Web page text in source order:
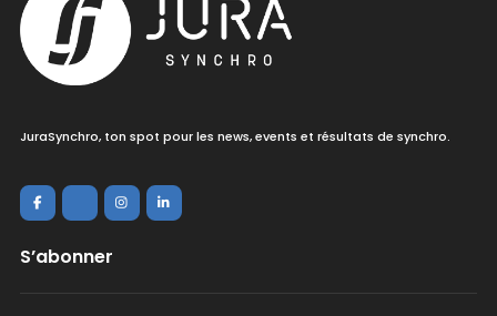
JuraSynchro, ton spot pour les news, events et résultats de synchro.
S’abonner